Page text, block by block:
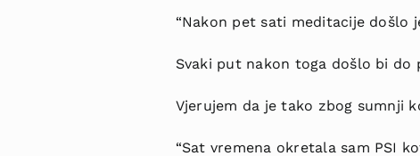
“Nakon pet sati meditacije došlo
Svaki put nakon toga došlo bi do
Vjerujem da je tako zbog sumnji
“Sat vremena okretala sam PSI